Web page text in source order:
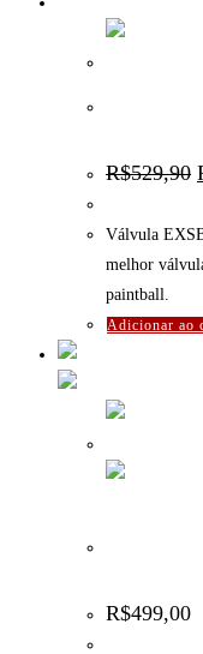
R$529,90
Válvula
melhor
paintball.
Adicionar ao
R$499,00